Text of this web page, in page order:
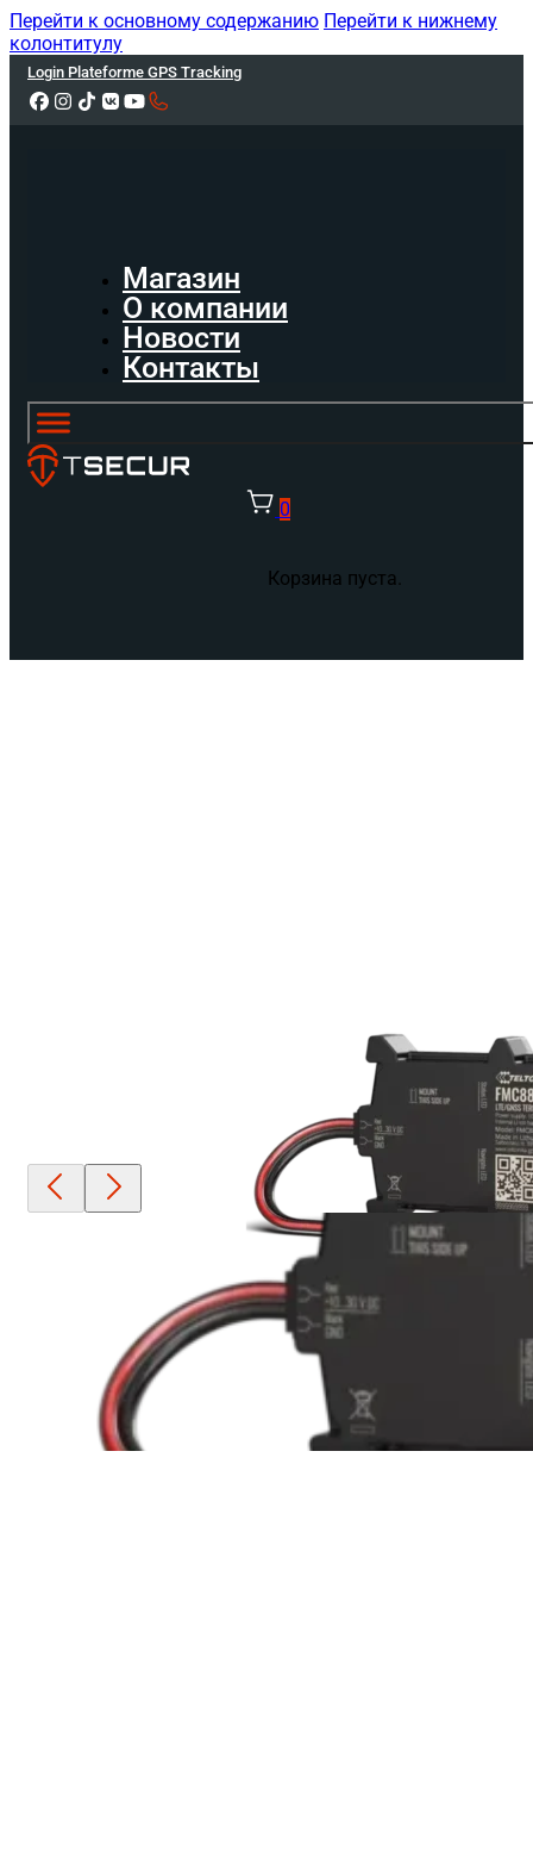
Перейти к основному содержанию Перейти к нижнему
колонтитулу
Login Plateforme GPS Tracking
Магазин
О компании
Новости
Контакты
0
Корзина пуста.